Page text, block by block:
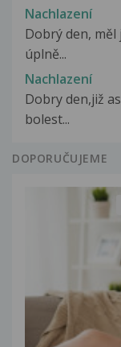
Nachlazení
Dobrý den,
úplně...
Nachlazení
Dobry den,již
bolest...
DOPORUČUJEME